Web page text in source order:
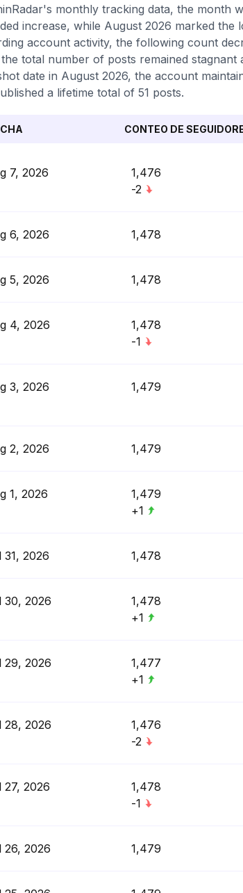
monthly tracking data, the month
increase, while August 2026 marked
account activity, the following count
total number of posts remained
date in August 2026, the account
a lifetime total of 51 posts.
CONTEO DE
7, 2026
1,476
-2
6, 2026 1,478
5, 2026 1,478
4, 2026
1,478
-1
3, 2026 1,479
2, 2026 1,479
1, 2026
1,479
+1
31, 2026 1,478
30, 2026
1,478
+1
29, 2026
1,477
+1
28, 2026
1,476
-2
27, 2026
1,478
-1
26, 2026 1,479